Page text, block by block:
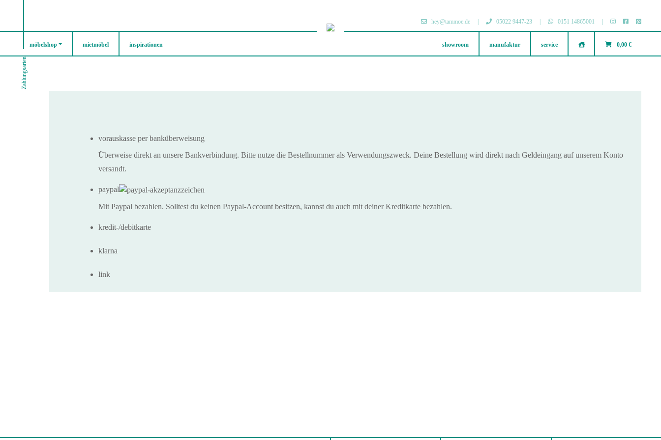
hey@tammoe.de 05022 9447-23 0151 14865001
möbelshop mietmöbel inspirationen showroom manufaktur service 0,00 €
Zahlungsarten
vorauskasse per banküberweisung
Überweise direkt an unsere Bankverbindung. Bitte nutze die Bestellnummer als Verwendungszweck. Deine Bestellung wird direkt nach Geldeingang auf unserem Konto
versandt.
paypal
Mit Paypal bezahlen. Solltest du keinen Paypal-Account besitzen, kannst du auch mit deiner Kreditkarte bezahlen.
kredit-/debitkarte
klarna
link